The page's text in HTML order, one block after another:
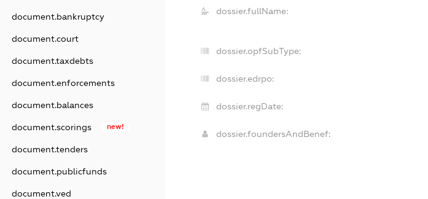
document.bankruptcy
document.court
document.taxdebts
document.enforcements
document.balances
document.scorings new!
document.tenders
document.publicfunds
document.ved
dossier.fullName:
dossier.opfSubType:
dossier.edrpo:
dossier.regDate:
dossier.foundersAndBenef: